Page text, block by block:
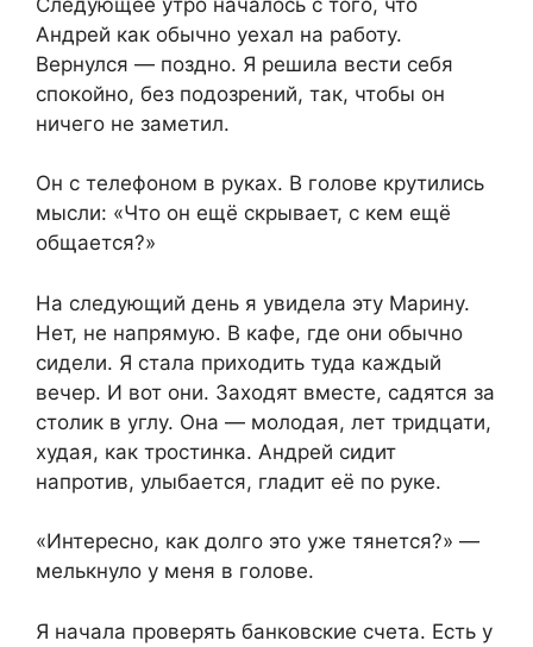
Андрей как обычно уехал на работу.
Вернулся — поздно. Я решила вести себя
спокойно, без подозрений, так, чтобы он
ничего не заметил.
Он с телефоном в руках. В голове крутились
мысли: «Что он ещё скрывает, с кем ещё
общается?»
На следующий день я увидела эту Марину.
Нет, не напрямую. В кафе, где они обычно
сидели. Я стала приходить туда каждый
вечер. И вот они. Заходят вместе, садятся за
столик в углу. Она — молодая, лет тридцати,
худая, как тростинка. Андрей сидит
напротив, улыбается, гладит её по руке.
«Интересно, как долго это уже тянется?» —
мелькнуло у меня в голове.
Я начала проверять банковские счета. Есть у